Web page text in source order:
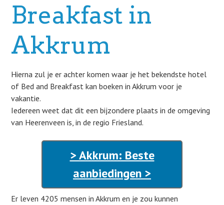
Breakfast in
Akkrum
Hierna zul je er achter komen waar je het bekendste hotel
of Bed and Breakfast kan boeken in Akkrum voor je
vakantie.
Iedereen weet dat dit een bijzondere plaats in de omgeving
van Heerenveen is, in de regio Friesland.
> Akkrum: Beste
aanbiedingen >
Er leven 4205 mensen in Akkrum en je zou kunnen